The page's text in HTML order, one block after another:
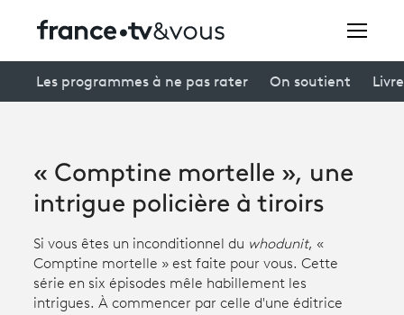
Creators
Participer et assister à une émission
À votre écoute
Les programmes à ne pas rater On soutient
« Comptine mortelle », une
intrigue policière à tiroirs
Si vous êtes un inconditionnel du whodunit, «
Comptine mortelle » est faite pour vous. Cette
série en six épisodes mêle habillement les
intrigues. À commencer par celle d'une éditrice